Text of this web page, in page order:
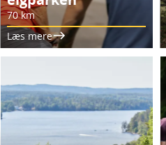
70 km
Læs mere